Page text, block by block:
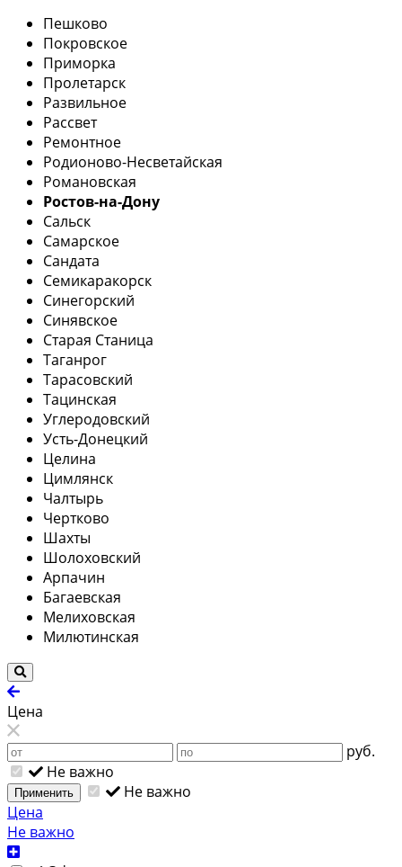
Пешково
Покровское
Приморка
Пролетарск
Развильное
Рассвет
Ремонтное
Родионово-Несветайская
Романовская
Ростов-на-Дону
Сальск
Самарское
Сандата
Семикаракорск
Синегорский
Синявское
Старая Станица
Таганрог
Тарасовский
Тацинская
Углеродовский
Усть-Донецкий
Целина
Цимлянск
Чалтырь
Чертково
Шахты
Шолоховский
Арпачин
Багаевская
Мелиховская
Милютинская
Цена
руб.
Не важно
Применить
Не важно
Цена
Не важно